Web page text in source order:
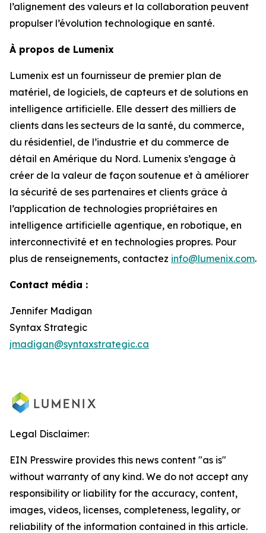
l’alignement des valeurs et la collaboration peuvent
propulser l’évolution technologique en santé.
À propos de Lumenix
Lumenix est un fournisseur de premier plan de
matériel, de logiciels, de capteurs et de solutions en
intelligence artificielle. Elle dessert des milliers de
clients dans les secteurs de la santé, du commerce,
du résidentiel, de l’industrie et du commerce de
détail en Amérique du Nord. Lumenix s’engage à
créer de la valeur de façon soutenue et à améliorer
la sécurité de ses partenaires et clients grâce à
l’application de technologies propriétaires en
intelligence artificielle agentique, en robotique, en
interconnectivité et en technologies propres. Pour
plus de renseignements, contactez info@lumenix.com.
Contact média :
Jennifer Madigan
Syntax Strategic
jmadigan@syntaxstrategic.ca
Legal Disclaimer:
EIN Presswire provides this news content "as is"
without warranty of any kind. We do not accept any
responsibility or liability for the accuracy, content,
images, videos, licenses, completeness, legality, or
reliability of the information contained in this article.